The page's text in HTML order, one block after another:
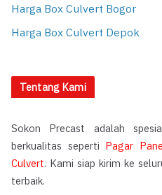
Harga Box Culvert Bogor
Harga Box Culvert Depok
Tentang Kami
Sokon Precast adalah
berkualitas seperti Pagar
Culvert. Kami siap kirim ke
terbaik.